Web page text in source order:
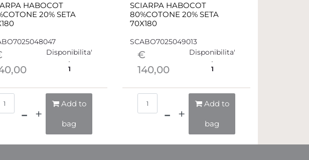
HABOCOT
20% SETA
Disponibilita'
1
Add to
bag
SCIARPA HABOCOT
80%COTONE 20% SETA
70X180
SCABO7025049013
€
140,00
Disponibilita'
1
Add to
bag